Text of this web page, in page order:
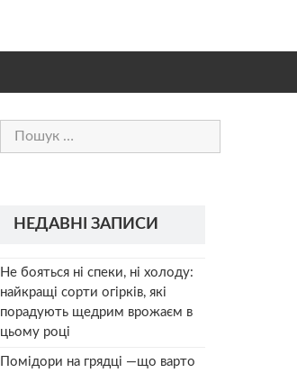
Пошук:
НЕДАВНІ ЗАПИСИ
Не бояться ні спеки, ні холоду:
найкращі сорти огірків, які
порадують щедрим врожаєм в
цьому році
Помідори на грядці —що варто